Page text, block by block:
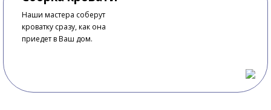
Наши мастера соберут
кроватку сразу, как она
приедет в Ваш дом.